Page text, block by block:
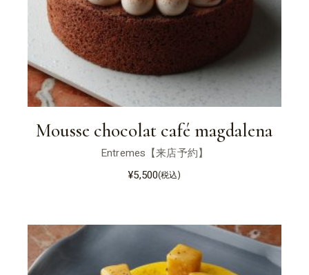
Mousse chocolat café magdalena
Entremes【来店予約】
¥5,500(税込)